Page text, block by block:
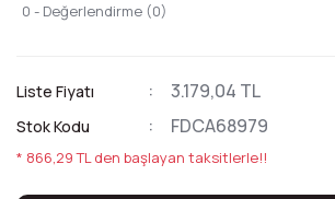
0 - Değerlendirme (0)
Liste Fiyatı 3.179,04 TL
Stok Kodu FDCA68979
* 866,29 TL den başlayan taksitlerle!!